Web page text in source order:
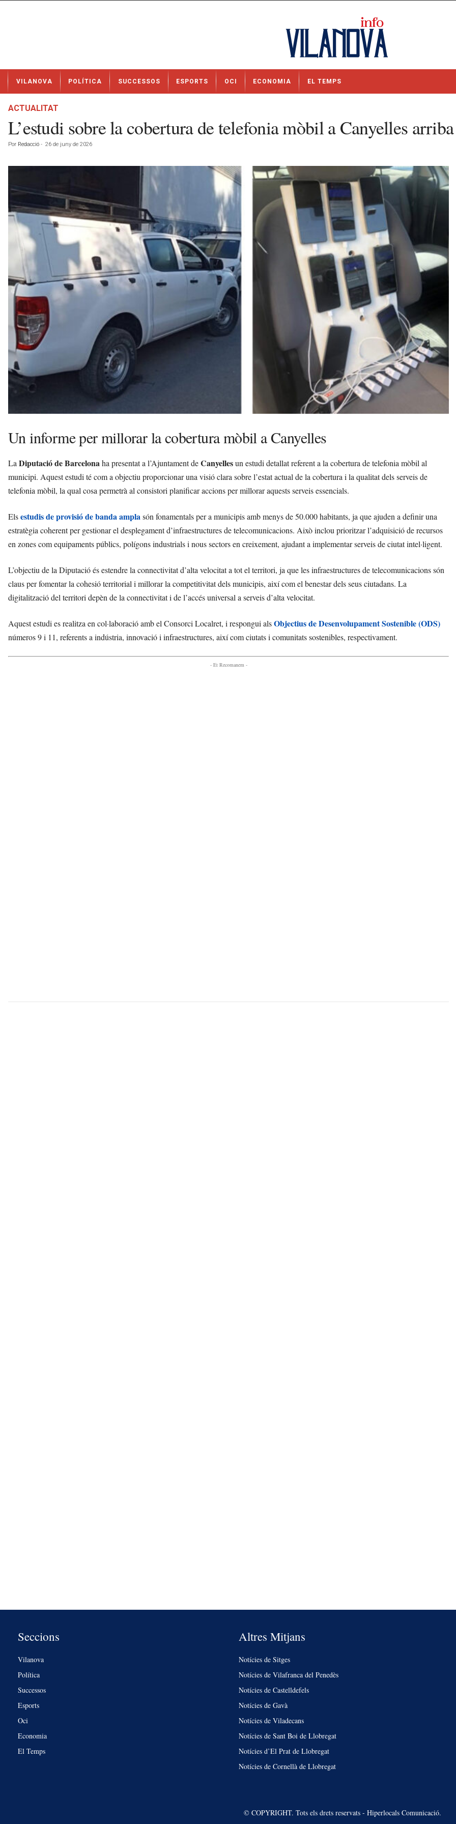
t
VILANOVA POLÍTICA SUCCESSOS ESPORTS OCI ECONOMIA EL TEMPS
ACTUALITAT
L’estudi sobre la cobertura de telefonia mòbil a Canyelles
Por Redacció - 26 de juny de 2026
Un informe per millorar la cobertura mòbil a Canyelles
LaDiputació de Barcelonaha presentat a l’Ajuntament deCanyellesun estudi detallat referent a la cobertura de telefonia mòbil al
municipi. Aquest estudi té com a objectiu proporcionar una visió clara sobre l’estat actual de la cobertura i la qualitat dels serveis de
telefonia mòbil, la qual cosa permetrà al consistori planificar accions per millorar aquests serveis essencials.
Elsestudis de provisió de banda amplasón fonamentals per a municipis amb menys de 50.000 habitants, ja que ajuden a definir una
estratègia coherent per gestionar el desplegament d’infraestructures de telecomunicacions. Això inclou prioritzar l’adquisició de recursos
en zones com equipaments públics, polígons industrials i nous sectors en creixement, ajudant a implementar serveis de ciutat intel·ligent.
L’objectiu de la Diputació és estendre la connectivitat d’alta velocitat a tot el territori, ja que les infraestructures de telecomunicacions són
claus per fomentar la cohesió territorial i millorar la competitivitat dels municipis, així com el benestar dels seus ciutadans. La
digitalització del territori depèn de la connectivitat i de l’accés universal a serveis d’alta velocitat.
Aquest estudi es realitza en col·laboració amb el Consorci Localret, i respongui alsObjectius de Desenvolupament Sostenible (ODS)
números 9 i 11, referents a indústria, innovació i infraestructures, així com ciutats i comunitats sostenibles, respectivament.
- Et Recomanem -
Seccions
Vilanova
Política
Successos
Esports
Oci
Economia
El Temps
Altres Mitjans
Notícies de Sitges
Notícies de Vilafranca del Penedès
Notícies de Castelldefels
Notícies de Gavà
Notícies de Viladecans
Notícies de Sant Boi de Llobregat
Notícies d’El Prat de Llobregat
Notícies de Cornellà de Llobregat
© COPYRIGHT. Tots els drets reservats - Hiperlocals Comunicació.